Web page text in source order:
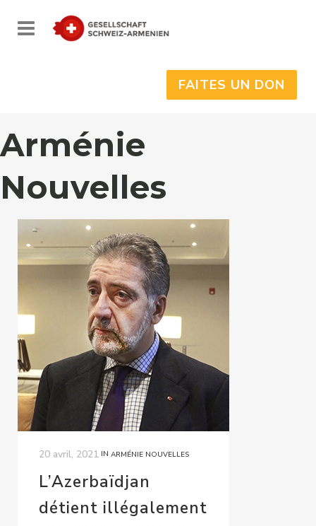
FAITES UN DON
Arménie
Nouvelles
20 avril, 2021 IN ARMÉNIE NOUVELLES
L’Azerbaïdjan
détient illégalement